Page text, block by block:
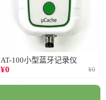
AT-100小型蓝牙记录仪
¥0 ¥0